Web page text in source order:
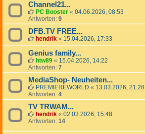
Channel21...
PC Booster « 04.06.2026, 08:53
Antworten: 9
DFB.TV FREE...
hendrik « 15.04.2026, 17:33
Genius family...
htw89 « 15.04.2026, 14:22
Antworten: 7
MediaShop- Neuheiten...
PREMIEREWORLD « 13.03.2026, 21:28
Antworten: 4
TV TRWAM...
hendrik « 02.03.2026, 15:48
Antworten: 14